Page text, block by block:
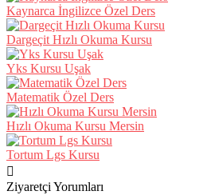
Kaynarca İngilizce Özel Ders
Dargeçit Hızlı Okuma Kursu
Yks Kursu Uşak
Matematik Özel Ders
Hızlı Okuma Kursu Mersin
Tortum Lgs Kursu
Ziyaretçi Yorumları